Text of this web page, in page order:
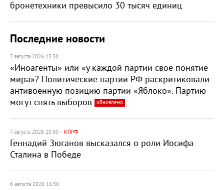
бронетехники превысило 30 тысяч единиц
Последние новости
7 августа 2026 13:30
«Иноагенты» или «у каждой партии свое понятие
мира»? Политические партии РФ раскритиковали
антивоенную позицию партии «Яблоко». Партию
могут снять выборов
обновлено
7 августа 2026 10:30 – КПРФ
Геннадий Зюганов высказался о роли Иосифа
Сталина в Победе
6 августа 2026 16:30